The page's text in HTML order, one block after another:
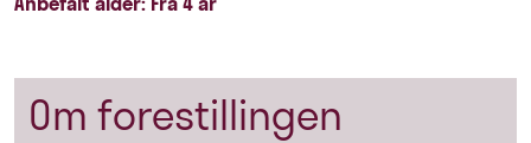
Om forestillingen